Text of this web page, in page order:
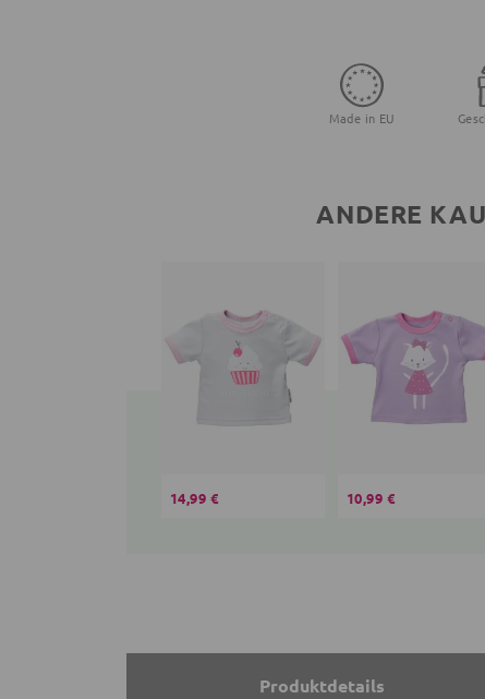
Made in EU
ANDERE
14,99 € 10,99 €
Produktdetails